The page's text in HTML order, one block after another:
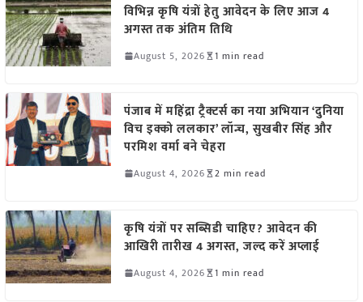
विभिन्न कृषि यंत्रों हेतु आवेदन के लिए आज 4
अगस्त तक अंतिम तिथि
August 5, 2026 1 min read
पंजाब में महिंद्रा ट्रैक्टर्स का नया अभियान ‘दुनिया
विच इक्को ललकार’ लॉन्च, सुखबीर सिंह और
परमिश वर्मा बने चेहरा
August 4, 2026 2 min read
कृषि यंत्रों पर सब्सिडी चाहिए? आवेदन की
आखिरी तारीख 4 अगस्त, जल्द करें अप्लाई
August 4, 2026 1 min read